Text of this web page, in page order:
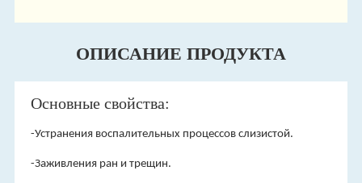
ОПИСАНИЕ ПРОДУКТА
Основные свойства:
-Устранения воспалительных процессов слизистой.
-Заживления ран и трещин.